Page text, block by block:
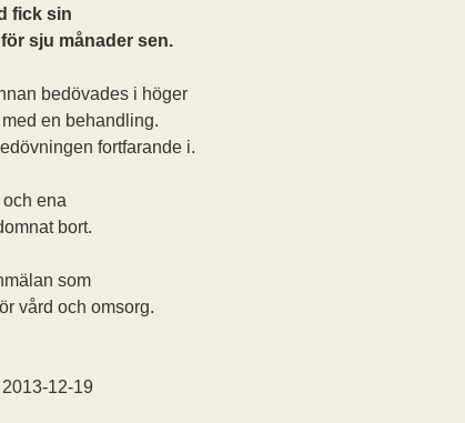
fick sin
sju månader sen.
bedövades i höger
en behandling.
fortfarande i.
ena
bort.
som
vård och omsorg.
2013-12-19